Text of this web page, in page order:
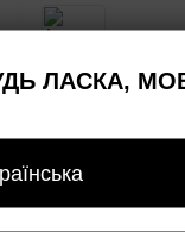
Сообщить,
Оплата
ЛАСКА,